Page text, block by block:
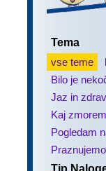
Tema
vse teme
Bilo je
Jaz in
Kaj
Pogledam
Praznujemo
Tip